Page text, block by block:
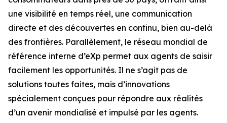
une visibilité en temps réel, une communication
directe et des découvertes en continu, bien au-delà
des frontières. Parallèlement, le réseau mondial de
référence interne d’eXp permet aux agents de saisir
facilement les opportunités. Il ne s’agit pas de
solutions toutes faites, mais d’innovations
spécialement conçues pour répondre aux réalités
d’un avenir mondialisé et impulsé par les agents.